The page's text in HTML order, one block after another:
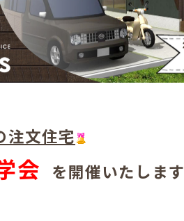
注文住宅
会 を開催いたします